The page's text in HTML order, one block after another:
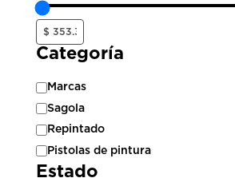
Categoría
Categoría
Marcas
Sagola
Repintado
Pistolas de pintura
Estado